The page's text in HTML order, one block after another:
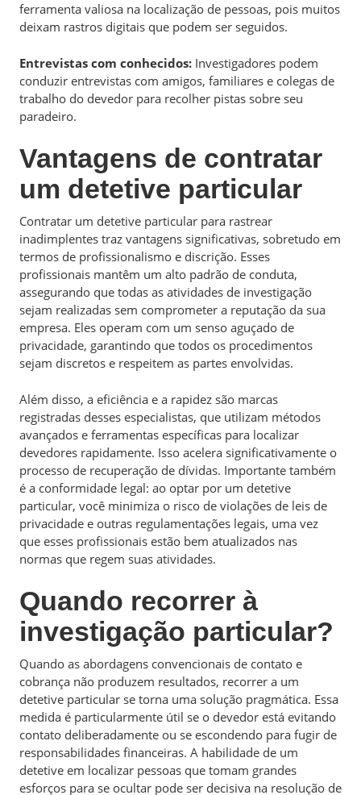
ferramenta valiosa na localização de pessoas, pois muitos
deixam rastros digitais que podem ser seguidos.
Entrevistas com conhecidos: Investigadores podem
conduzir entrevistas com amigos, familiares e colegas de
trabalho do devedor para recolher pistas sobre seu
paradeiro.
Vantagens de contratar
um detetive particular
Contratar um detetive particular para rastrear
inadimplentes traz vantagens significativas, sobretudo em
termos de profissionalismo e discrição. Esses
profissionais mantêm um alto padrão de conduta,
assegurando que todas as atividades de investigação
sejam realizadas sem comprometer a reputação da sua
empresa. Eles operam com um senso aguçado de
privacidade, garantindo que todos os procedimentos
sejam discretos e respeitem as partes envolvidas.
Além disso, a eficiência e a rapidez são marcas
registradas desses especialistas, que utilizam métodos
avançados e ferramentas específicas para localizar
devedores rapidamente. Isso acelera significativamente o
processo de recuperação de dívidas. Importante também
é a conformidade legal: ao optar por um detetive
particular, você minimiza o risco de violações de leis de
privacidade e outras regulamentações legais, uma vez
que esses profissionais estão bem atualizados nas
normas que regem suas atividades.
Quando recorrer à
investigação particular?
Quando as abordagens convencionais de contato e
cobrança não produzem resultados, recorrer a um
detetive particular se torna uma solução pragmática. Essa
medida é particularmente útil se o devedor está evitando
contato deliberadamente ou se escondendo para fugir de
responsabilidades financeiras. A habilidade de um
detetive em localizar pessoas que tomam grandes
esforços para se ocultar pode ser decisiva na resolução de